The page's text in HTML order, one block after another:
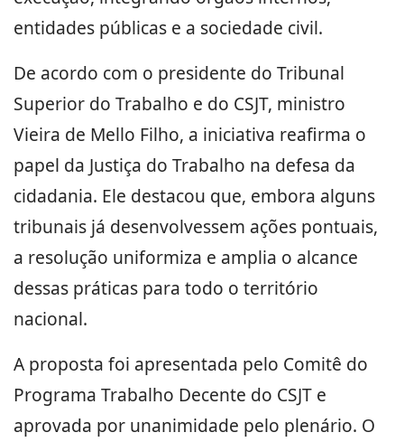
entidades públicas e a sociedade civil.
De acordo com o presidente do Tribunal
Superior do Trabalho e do CSJT, ministro
Vieira de Mello Filho, a iniciativa reafirma o
papel da Justiça do Trabalho na defesa da
cidadania. Ele destacou que, embora alguns
tribunais já desenvolvessem ações pontuais,
a resolução uniformiza e amplia o alcance
dessas práticas para todo o território
nacional.
A proposta foi apresentada pelo Comitê do
Programa Trabalho Decente do CSJT e
aprovada por unanimidade pelo plenário. O